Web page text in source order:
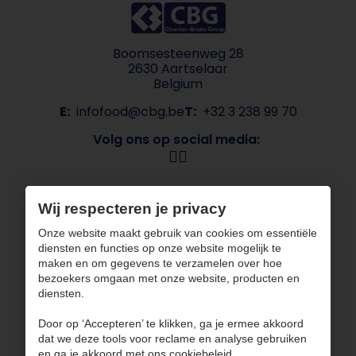
Boomsesteenweg 28
2630 Aartselaar
Belgium
E: infofood@cbg.beT: +32 3 238 99 70
Volg ons op social media:
Over CBG
Sectoren
ESG
Onze merken
Contact
CBG werkt met gecertificeerde partners
Wij respecteren je privacy
Onze website maakt gebruik van cookies om essentiële
diensten en functies op onze website mogelijk te
maken en om gegevens te verzamelen over hoe
bezoekers omgaan met onze website, producten en
diensten.
Door op ‘Accepteren’ te klikken, ga je ermee akkoord
dat we deze tools voor reclame en analyse gebruiken